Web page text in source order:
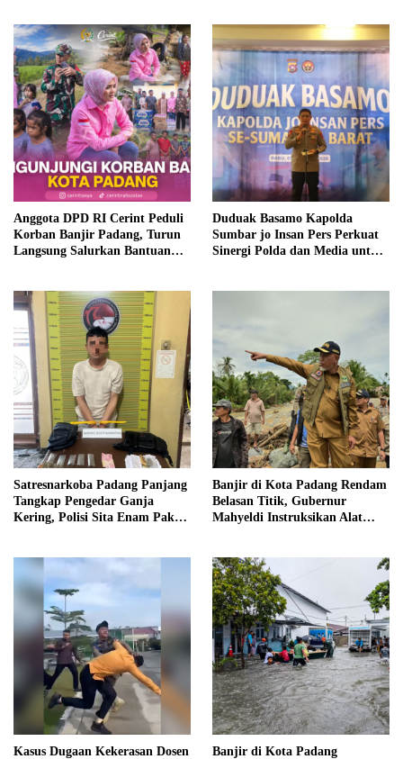
Anggota DPD RI Cerint Peduli
Korban Banjir Padang, Turun
Langsung Salurkan Bantuan
Duduak Basamo Kapolda
Sumbar jo Insan Pers Perkuat
Sinergi Polda dan Media untuk
Satresnarkoba Padang Panjang
Tangkap Pengedar Ganja
Kering, Polisi Sita Enam Paket
Banjir di Kota Padang Rendam
Belasan Titik, Gubernur
Mahyeldi Instruksikan Alat
Kasus Dugaan Kekerasan Dosen
Banjir di Kota Padang